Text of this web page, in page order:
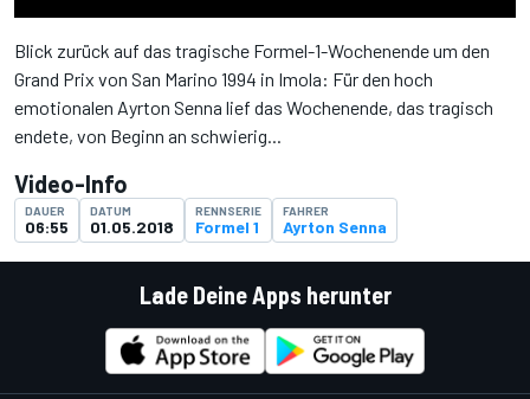
Blick zurück auf das tragische Formel-1-Wochenende um den
Grand Prix von San Marino 1994 in Imola: Für den hoch
emotionalen Ayrton Senna lief das Wochenende, das tragisch
endete, von Beginn an schwierig...
Video-Info
DAUER
06:55
DATUM
01.05.2018
RENNSERIE
Formel 1
FAHRER
Ayrton Senna
Lade Deine Apps herunter